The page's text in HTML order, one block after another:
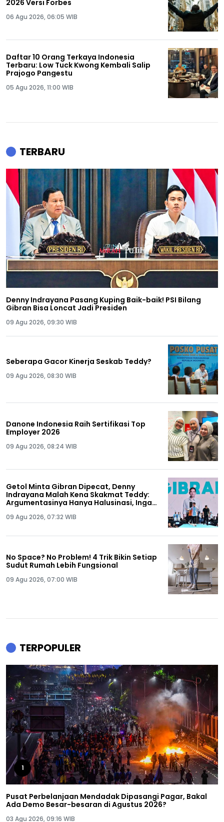
2026 Versi Forbes
06 Agu 2026, 06:05 WIB
Daftar 10 Orang Terkaya Indonesia
Terbaru: Low Tuck Kwong Kembali Salip
Prajogo Pangestu
05 Agu 2026, 11:00 WIB
TERBARU
Denny Indrayana Pasang Kuping Baik-baik! PSI Bilang
Gibran Bisa Loncat Jadi Presiden
09 Agu 2026, 09:30 WIB
Seberapa Gacor Kinerja Seskab Teddy?
09 Agu 2026, 08:30 WIB
Danone Indonesia Raih Sertifikasi Top
Employer 2026
09 Agu 2026, 08:24 WIB
Getol Minta Gibran Dipecat, Denny
Indrayana Malah Kena Skakmat Teddy:
Argumentasinya Hanya Halusinasi, Ingat
09 Agu 2026, 07:32 WIB
No Space? No Problem! 4 Trik Bikin Setiap
Sudut Rumah Lebih Fungsional
09 Agu 2026, 07:00 WIB
TERPOPULER
1
Pusat Perbelanjaan Mendadak Dipasangi Pagar, Bakal
Ada Demo Besar-besaran di Agustus 2026?
03 Agu 2026, 09:16 WIB